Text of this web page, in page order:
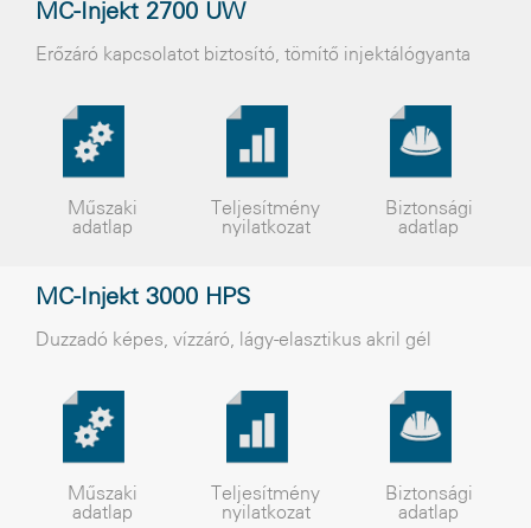
MC-Injekt 2700 UW
Erõzáró kapcsolatot biztosító, tömítõ injektálógyanta
Műszaki
adatlap
Teljesítmény
nyilatkozat
Biztonsági
adatlap
MC-Injekt 3000 HPS
Duzzadó képes, vízzáró, lágy-elasztikus akril gél
Műszaki
adatlap
Teljesítmény
nyilatkozat
Biztonsági
adatlap